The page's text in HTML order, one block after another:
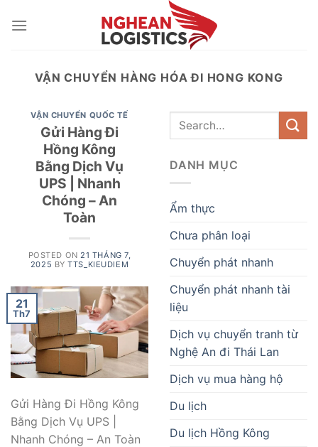
VẬN CHUYỂN HÀNG HÓA ĐI HONG KONG
VẬN CHUYỂN QUỐC TẾ
Gửi Hàng Đi
Hồng Kông
Bằng Dịch Vụ
UPS | Nhanh
Chóng – An
Toàn
POSTED ON 21 THÁNG 7,
2025 BYTTS_KIEUDIEM
21
Th7
Gửi Hàng Đi Hồng Kông
Bằng Dịch Vụ UPS |
Nhanh Chóng – An Toàn
DANH MỤC
Ẩm thực
Chưa phân loại
Chuyển phát nhanh
Chuyển phát nhanh tài
liệu
Dịch vụ chuyển tranh từ
Nghệ An đi Thái Lan
Dịch vụ mua hàng hộ
Du lịch
Du lịch Hồng Kông